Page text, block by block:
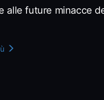
alle future minacce